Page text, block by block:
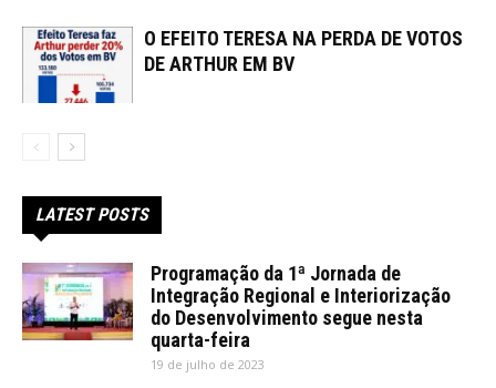
O EFEITO TERESA NA PERDA DE VOTOS
DE ARTHUR EM BV
LATEST POSTS
Programação da 1ª Jornada de
Integração Regional e Interiorização
do Desenvolvimento segue nesta
quarta-feira
19 de julho de 2023